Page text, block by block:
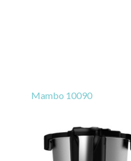
Mambo 10090